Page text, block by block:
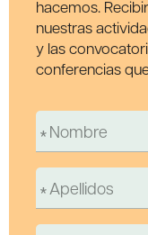
hacemos.
nuestras
y las
conferencias